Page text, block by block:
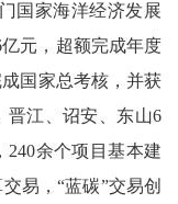
国家海洋经济发展
元，超额完成年度
国家总考核，并获
晋江、诏安、东山6
余个项目基本建
易，“蓝碳”交易创